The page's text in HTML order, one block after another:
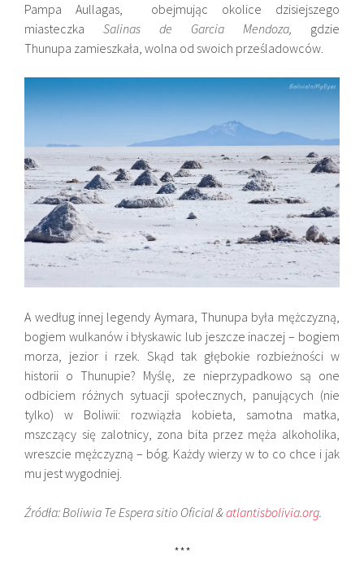
Pampa Aullagas, obejmując okolice dzisiejszego
miasteczkaSalinas de Garcia Mendoza, gdzie
Thunupa zamieszkała, wolna od swoich prześladowców.
A według innej legendy Aymara, Thunupa była mężczyzną,
bogiem wulkanów i błyskawic lub jeszcze inaczej – bogiem
morza, jezior i rzek. Skąd tak głębokie rozbieżności w
historii o Thunupie? Myślę, ze nieprzypadkowo są one
odbiciem różnych sytuacji społecznych, panujących (nie
tylko) w Boliwii: rozwiązła kobieta, samotna matka,
mszczący się zalotnicy, zona bita przez męża alkoholika,
wreszcie mężczyzną – bóg. Każdy wierzy w to co chce i jak
mu jest wygodniej.
Źródła: Boliwia Te Espera sitio Oficial &atlantisbolivia.org.
***